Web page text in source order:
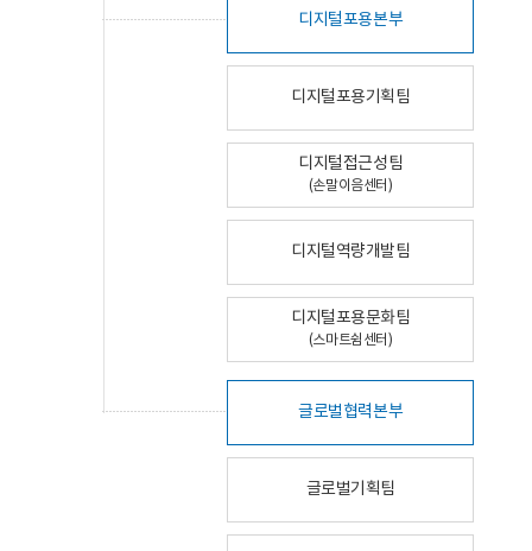
디지털포용본부
디지털포용기획팀
디지털접근성팀
(손말이음센터)
디지털역량개발팀
디지털포용문화팀
(스마트쉼센터)
글로벌협력본부
글로벌기획팀